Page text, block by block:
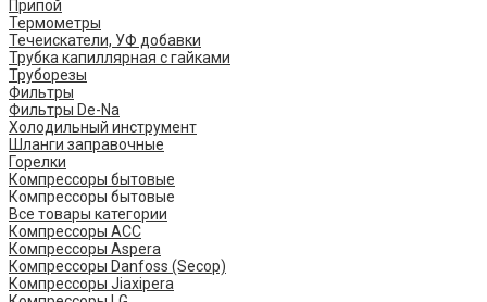
Припой
Термометры
Течеискатели, УФ добавки
Трубка капиллярная с гайками
Труборезы
Фильтры
Фильтры De-Na
Холодильный инструмент
Шланги заправочные
Горелки
Компрессоры бытовые
Компрессоры бытовые
Все товары категории
Компрессоры ACC
Компрессоры Aspera
Компрессоры Danfoss (Secop)
Компрессоры Jiaxipera